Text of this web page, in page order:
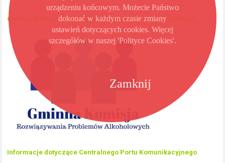
Gminna Komisja Rozwiązywania Problemów Alkoholowych
Informacje dotyczące Centralnego Portu Komunikacyjnego
Zamknij
urządzeniu końcowym. Możecie Państwo
dokonać w każdym czasie zmiany
ustawień dotyczących cookies. Więcej
szczegółów w naszej 'Polityce Cookies'.